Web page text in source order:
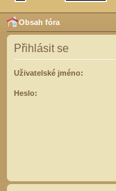
Obsah fóra
Přihlásit se
Uživatelské jméno:
Heslo: